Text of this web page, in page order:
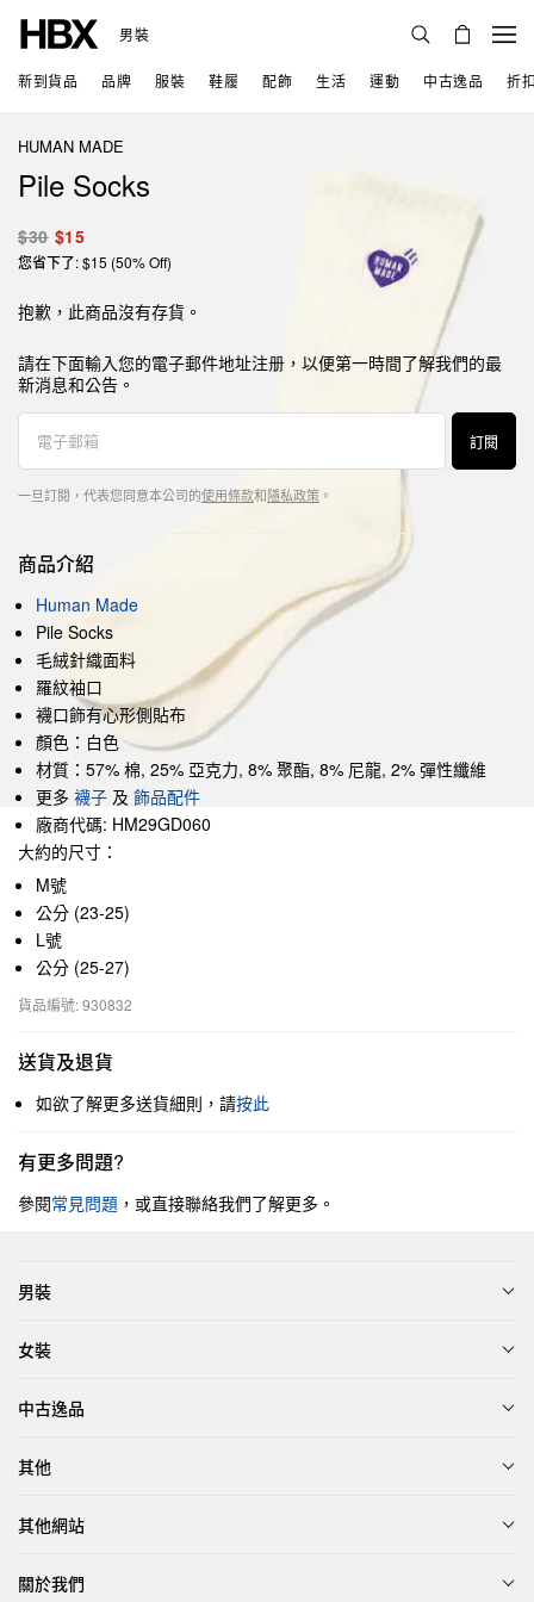
男裝
新到貨品 品牌 服裝 鞋履 配飾 生活 運動 中古逸品 折
HUMAN MADE
Pile Socks
$30 $15
您省下了: $15 (50% Off)
抱歉，此商品沒有存貨。
請在下面輸入您的電子郵件地址注册，以便第一時間了解我們的最
新消息和公告。
訂閱
一旦訂閱，代表您同意本公司的使用條款和隱私政策 。
商品介紹
Human Made
Pile Socks
毛絨針織面料
羅紋袖口
襪口飾有心形側貼布
顏色：白色
材質：57% 棉, 25% 亞克力, 8% 聚酯, 8% 尼龍, 2% 彈性纖維
更多 襪子 及 飾品配件
廠商代碼: HM29GD060
大約的尺寸：
M號
公分 (23-25)
L號
公分 (25-27)
貨品編號: 930832
送貨及退貨
如欲了解更多送貨細則，請按此
有更多問題?
參閱常見問題 ，或直接聯絡我們了解更多。
男裝
女裝
中古逸品
其他
其他網站
關於我們